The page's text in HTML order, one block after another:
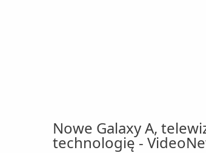
Nowe Galaxy A,
technologię -